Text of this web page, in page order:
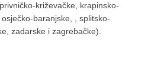
križevačke, krapinsko-
baranjske, , splitsko-
zadarske i zagrebačke).